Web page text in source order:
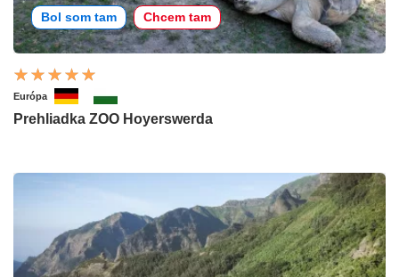
Bol som tam Chcem tam
Európa
Prehliadka ZOO Hoyerswerda